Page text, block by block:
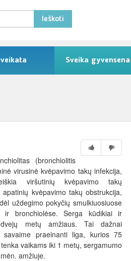
Ieškoti
Sveika gyvensena
(bronchiolitis
virusinė kvėpavimo takų infekcija,
viršutinių kvėpavimo takų
apatinių kvėpavimo takų obstrukcija,
uždegimo pokyčių smulkiuosiuose
ir bronchiolėse. Serga kūdikiai ir
metų amžiaus. Tai dažnai
savaime praeinanti liga, kurios 75
vaikams iki 1 metų, sergamumo
amžiuje.